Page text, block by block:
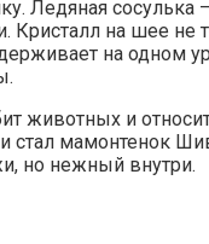
Ледяная сосулька
Кристалл на шее не
на одном
животных и
мамонтенок
но нежный внутри.